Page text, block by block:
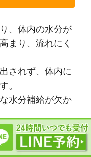
、体内の水分が
まり、流れにく
されず、体内に
。
水分補給が欠か
常温の水や白湯